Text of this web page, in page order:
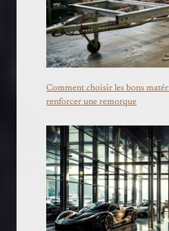
Comment choisir les bons
renforcer une remorque